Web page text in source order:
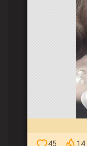
45 14